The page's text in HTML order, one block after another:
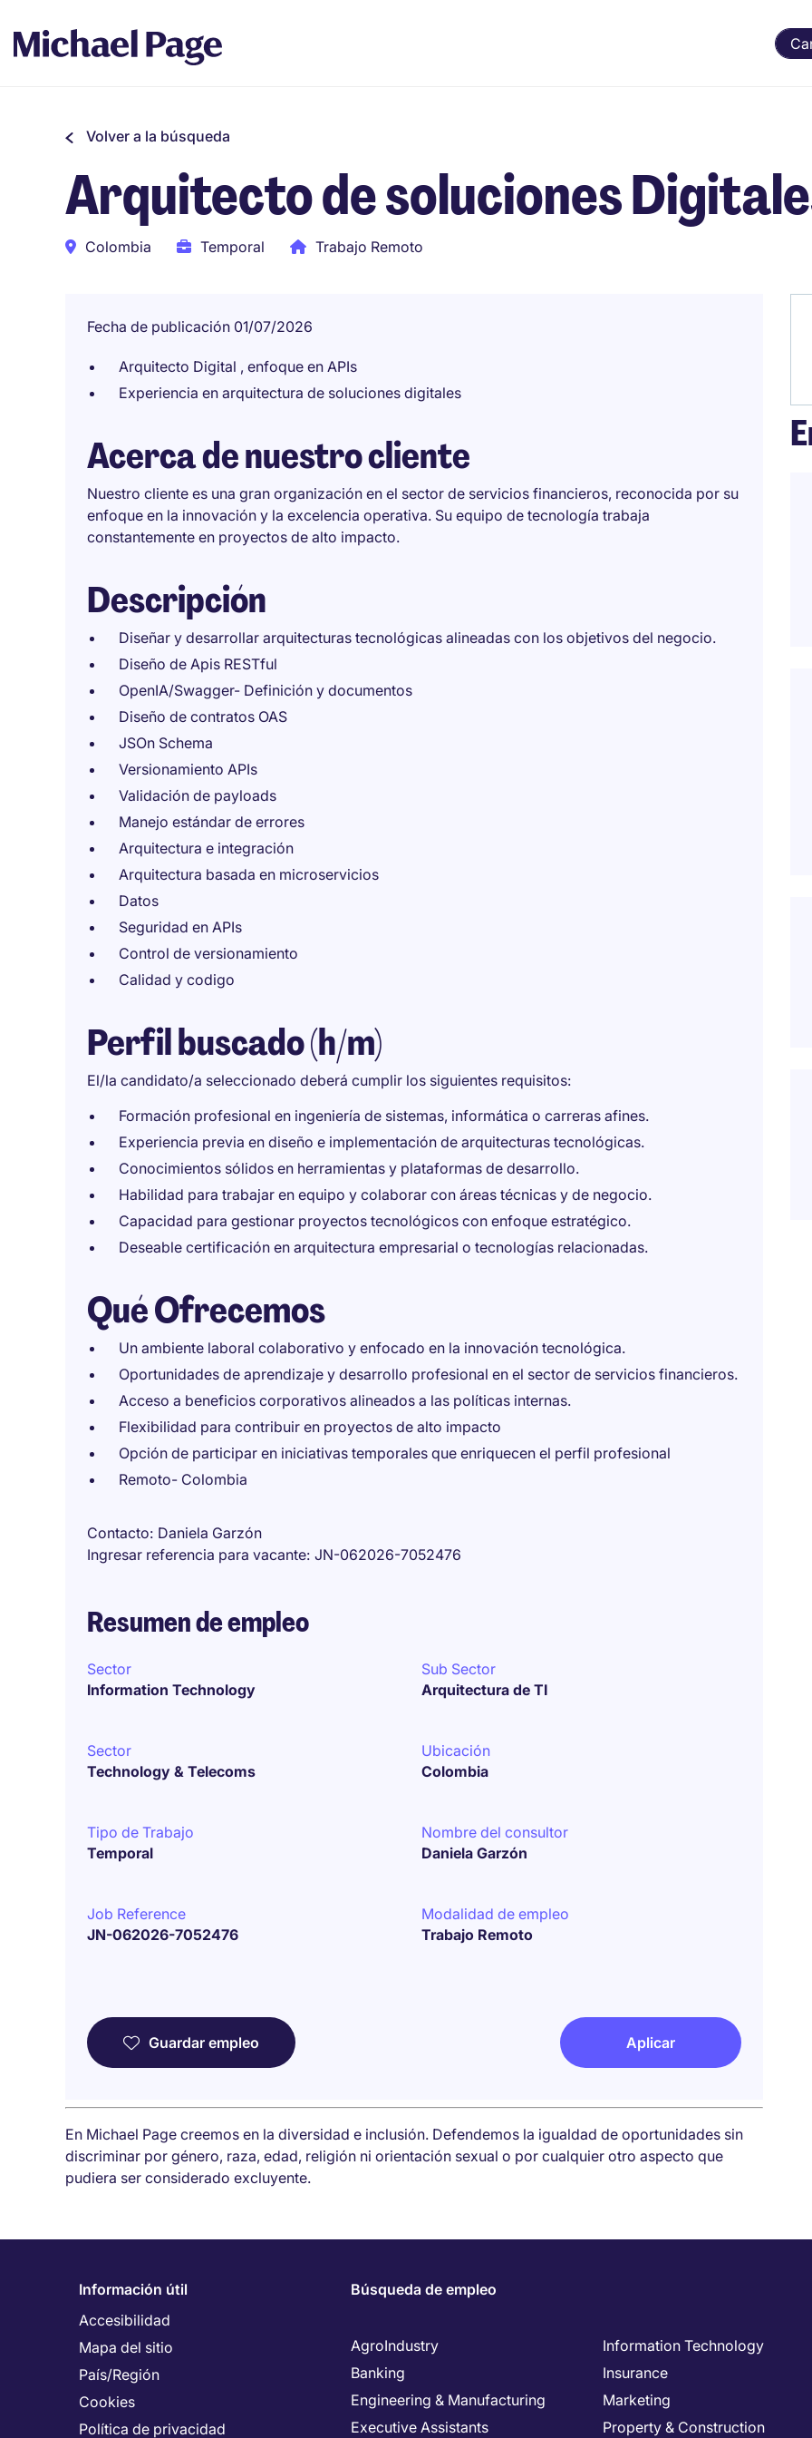
Volver a la búsqueda
Arquitecto de soluciones
Colombia Temporal Trabajo Remoto
Fecha de publicación 01/07/2026
Arquitecto Digital , enfoque en APIs
Experiencia en arquitectura de soluciones digitales
Acerca de nuestro cliente
Nuestro cliente es una gran organización en el sector de servicios financieros, reconocida por su
enfoque en la innovación y la excelencia operativa. Su equipo de tecnología trabaja
constantemente en proyectos de alto impacto.
Descripción
Diseñar y desarrollar arquitecturas tecnológicas alineadas con los objetivos del negocio.
Diseño de Apis RESTful
OpenIA/Swagger- Definición y documentos
Diseño de contratos OAS
JSOn Schema
Versionamiento APIs
Validación de payloads
Manejo estándar de errores
Arquitectura e integración
Arquitectura basada en microservicios
Datos
Seguridad en APIs
Control de versionamiento
Calidad y codigo
Perfil buscado (h/m)
El/la candidato/a seleccionado deberá cumplir los siguientes requisitos:
Formación profesional en ingeniería de sistemas, informática o carreras afines.
Experiencia previa en diseño e implementación de arquitecturas tecnológicas.
Conocimientos sólidos en herramientas y plataformas de desarrollo.
Habilidad para trabajar en equipo y colaborar con áreas técnicas y de negocio.
Capacidad para gestionar proyectos tecnológicos con enfoque estratégico.
Deseable certificación en arquitectura empresarial o tecnologías relacionadas.
Qué Ofrecemos
Un ambiente laboral colaborativo y enfocado en la innovación tecnológica.
Oportunidades de aprendizaje y desarrollo profesional en el sector de servicios financieros.
Acceso a beneficios corporativos alineados a las políticas internas.
Flexibilidad para contribuir en proyectos de alto impacto
Opción de participar en iniciativas temporales que enriquecen el perfil profesional
Remoto- Colombia
Contacto Daniela Garzón
Ingresar referencia para vacante JN-062026-7052476
Resumen de empleo
Sector
Information Technology
Sub Sector
Arquitectura de TI
Sector
Technology & Telecoms
Ubicación
Colombia
Tipo de Trabajo
Temporal
Nombre del consultor
Daniela Garzón
Job Reference
JN-062026-7052476
Modalidad de empleo
Trabajo Remoto
Guardar empleo Aplicar
En Michael Page creemos en la diversidad e inclusión. Defendemos la igualdad de oportunidades sin
discriminar por género, raza, edad, religión ni orientación sexual o por cualquier otro aspecto que
pudiera ser considerado excluyente.
Información útil
Accesibilidad
Mapa del sitio
País/Región
Cookies
Política de privacidad
Búsqueda de empleo
AgroIndustry
Banking
Engineering & Manufacturing
Executive Assistants
Information Technology
Insurance
Marketing
Property & Construction